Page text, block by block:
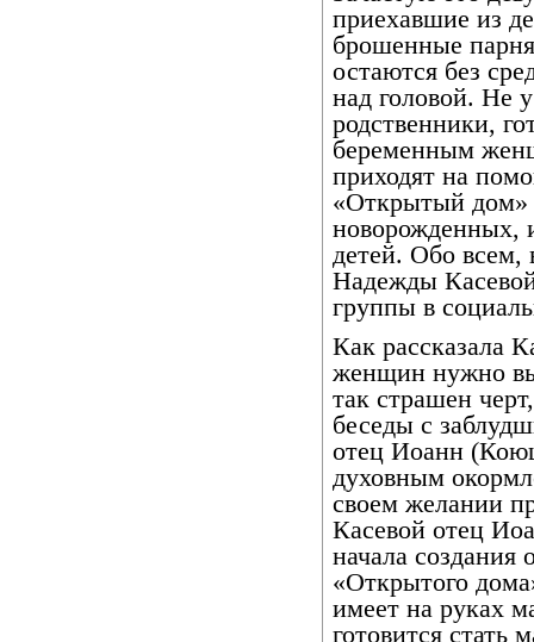
приехавшие из
брошенные
остаются без
над головой. Не
родственники,
беременным
приходят на
«Открытый дом»
новорожденных,
детей. Обо всем,
Надежды
группы в
Как рассказала
женщин нужно
так страшен
беседы с
отец Иоанн
духовным
своем желании
Касевой отец
начала создания
«Открытого
имеет на руках
готовится стать